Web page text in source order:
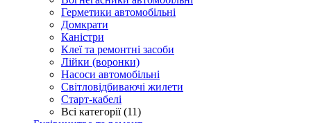
Герметики автомобільні
Домкрати
Каністри
Клеї та ремонтні засоби
Лійки (воронки)
Насоси автомобільні
Світловідбиваючі жилети
Старт-кабелі
Всі категорії (11)